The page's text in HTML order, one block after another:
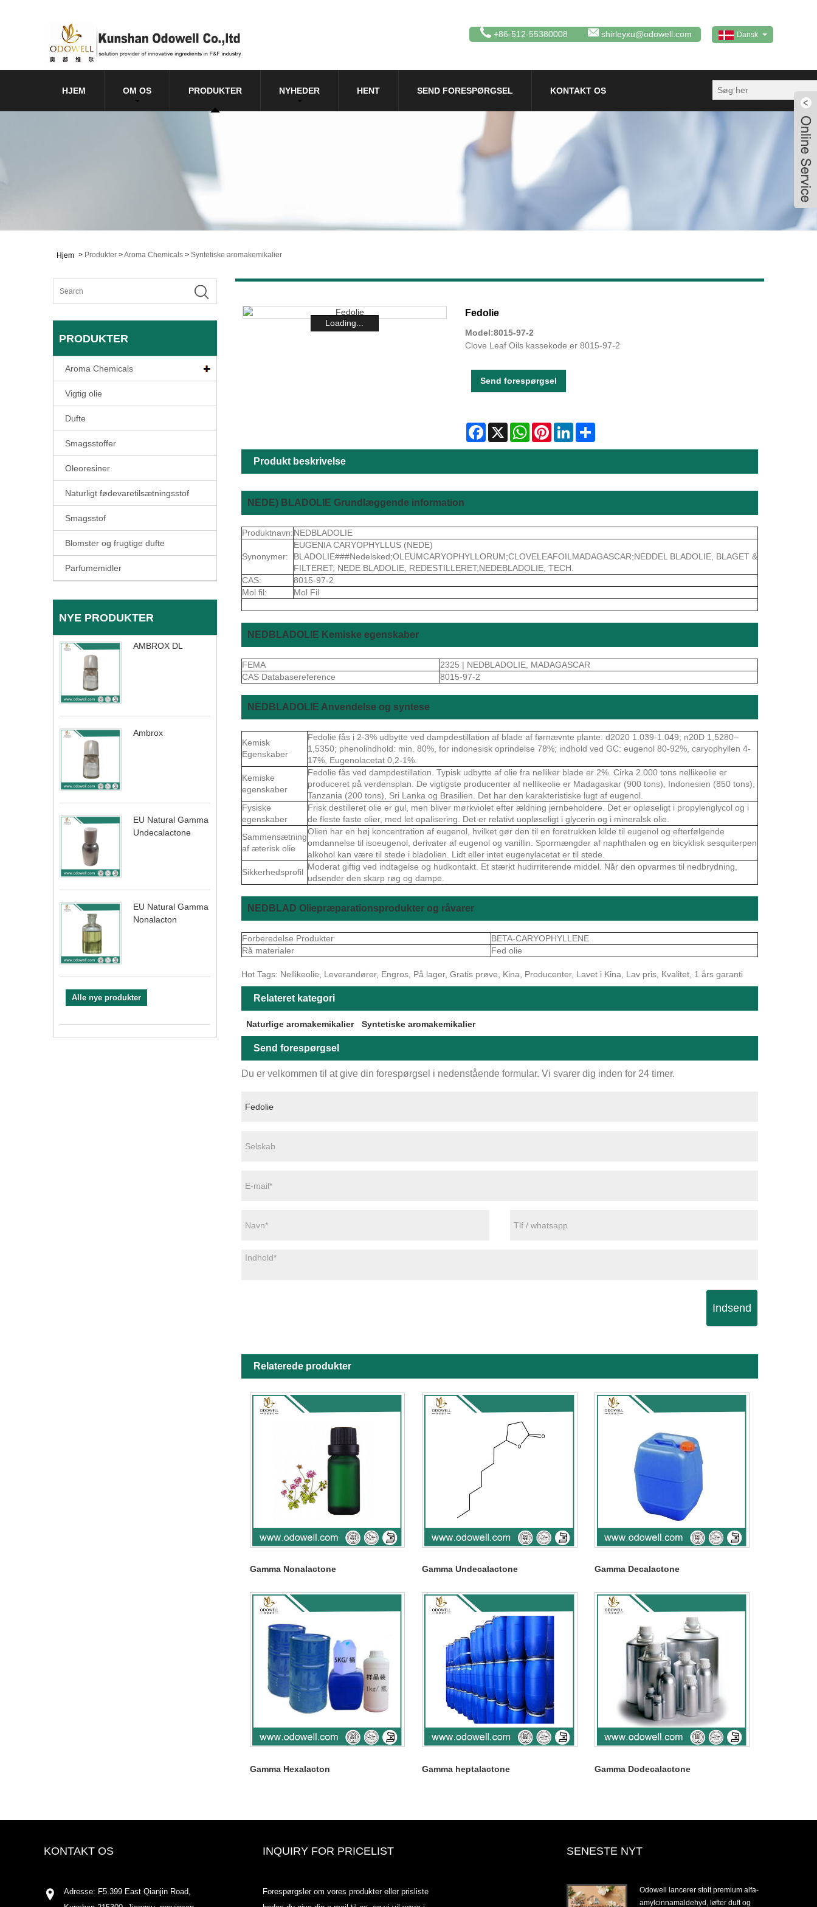
Dansk
+86-512-55380008 shirleyxu@odowell.com
HJEM OM OS PRODUKTER NYHEDER HENT SEND FORESPØRGSEL KONTAKT OS
Hjem > Produkter >Aroma Chemicals > Syntetiske aromakemikalier
PRODUKTER
Aroma Chemicals
Vigtig olie
Dufte
Smagsstoffer
Oleoresiner
Naturligt fødevaretilsætningsstof
Smagsstof
Blomster og frugtige dufte
Parfumemidler
NYE PRODUKTER
AMBROX DL
Ambrox
EU Natural Gamma
Undecalactone
EU Natural Gamma
Nonalacton
Alle nye produkter
Loading...
Fedolie
Model:8015-97-2
Clove Leaf Oils kassekode er 8015-97-2
Send forespørgsel
Facebook
X WhatsAppPinterestLinkedInShare
Produkt beskrivelse
NEDE) BLADOLIE Grundlæggende information
Produktnavn:NEDBLADOLIE
Synonymer:
EUGENIA CARYOPHYLLUS (NEDE)
BLADOLIE###Nedelsked;OLEUMCARYOPHYLLORUM;CLOVELEAFOILMADAGASCAR;NEDDEL BLADOLIE, BLAGET &
FILTERET; NEDE BLADOLIE, REDESTILLERET;NEDEBLADOLIE, TECH.
CAS:
8015-97-2
Mol fil:
Mol Fil
NEDBLADOLIE Kemiske egenskaber
FEMA
2325 | NEDBLADOLIE, MADAGASCAR
CAS Databasereference
8015-97-2
NEDBLADOLIE Anvendelse og syntese
Kemisk
Egenskaber
Fedolie fås i 2-3% udbytte ved dampdestillation af blade af førnævnte plante. d2020 1.039-1.049; n20D 1,5280–
1,5350; phenolindhold: min. 80%, for indonesisk oprindelse 78%; indhold ved GC: eugenol 80-92%, caryophyllen 4-
17%, Eugenolacetat 0,2-1%.
Kemiske
egenskaber
Fedolie fås ved dampdestillation. Typisk udbytte af olie fra nelliker blade er 2%. Cirka 2.000 tons nellikeolie er
produceret på verdensplan. De vigtigste producenter af nellikeolie er Madagaskar (900 tons), Indonesien (850 tons),
Tanzania (200 tons), Sri Lanka og Brasilien. Det har den karakteristiske lugt af eugenol.
Fysiske
egenskaber
Frisk destilleret olie er gul, men bliver mørkviolet efter ældning jernbeholdere. Det er opløseligt i propylenglycol og i
de fleste faste olier, med let opalisering. Det er relativt uopløseligt i glycerin og i mineralsk olie.
Sammensætning
af æterisk olie
Olien har en høj koncentration af eugenol, hvilket gør den til en foretrukken kilde til eugenol og efterfølgende
omdannelse til isoeugenol, derivater af eugenol og vanillin. Spormængder af naphthalen og en bicyklisk sesquiterpen
alkohol kan være til stede i bladolien. Lidt eller intet eugenylacetat er til stede.
Sikkerhedsprofil
Moderat giftig ved indtagelse og hudkontakt. Et stærkt hudirriterende middel. Når den opvarmes til nedbrydning,
udsender den skarp røg og dampe.
NEDBLAD Oliepræparationsprodukter og råvarer
Forberedelse Produkter
BETA-CARYOPHYLLENE
Rå materialer
Fed olie
Hot Tags: Nellikeolie, Leverandører, Engros, På lager, Gratis prøve, Kina, Producenter, Lavet i Kina, Lav pris, Kvalitet, 1 års garanti
Relateret kategori
Naturlige aromakemikalier Syntetiske aromakemikalier
Send forespørgsel
Du er velkommen til at give din forespørgsel i nedenstående formular. Vi svarer dig inden for 24 timer.
Indsend
Relaterede produkter
Gamma Nonalactone Gamma Undecalactone Gamma Decalactone
Gamma Hexalacton Gamma heptalactone Gamma Dodecalactone
KONTAKT OS
Adresse: F5.399 East Qianjin Road,
INQUIRY FOR PRICELIST
Forespørgsler om vores produkter eller prisliste
SENESTE NYT
Odowell lancerer stolt premium alfa-
amylcinnamaldehyd, løfter duft og